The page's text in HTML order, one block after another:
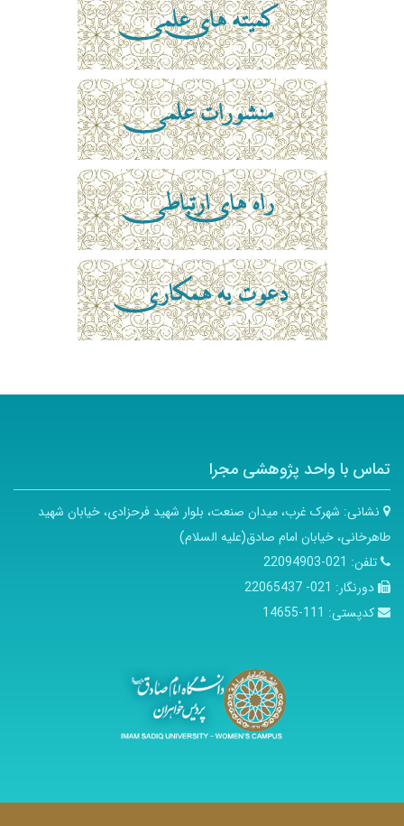
تماس با واحد پژوهشی مجرا
نشانی: شهرک غرب، میدان صنعت، بلوار شهید فرحزادی، خیابان شهید
طاهرخانی، خیابان امام صادق(علیه السلام)
تلفن: 021-22094903
دورنگار: 021- 22065437
کدپستی: 111-14655